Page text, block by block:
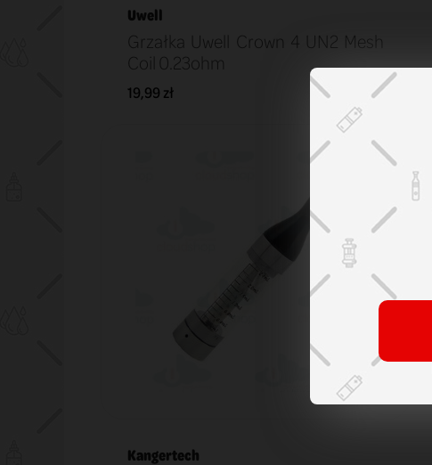
Uwell
Grzałka Uwell Crown 4 UN2 Mesh
Coil 0.23ohm
19,99 zł KOSZYK
Kangertech